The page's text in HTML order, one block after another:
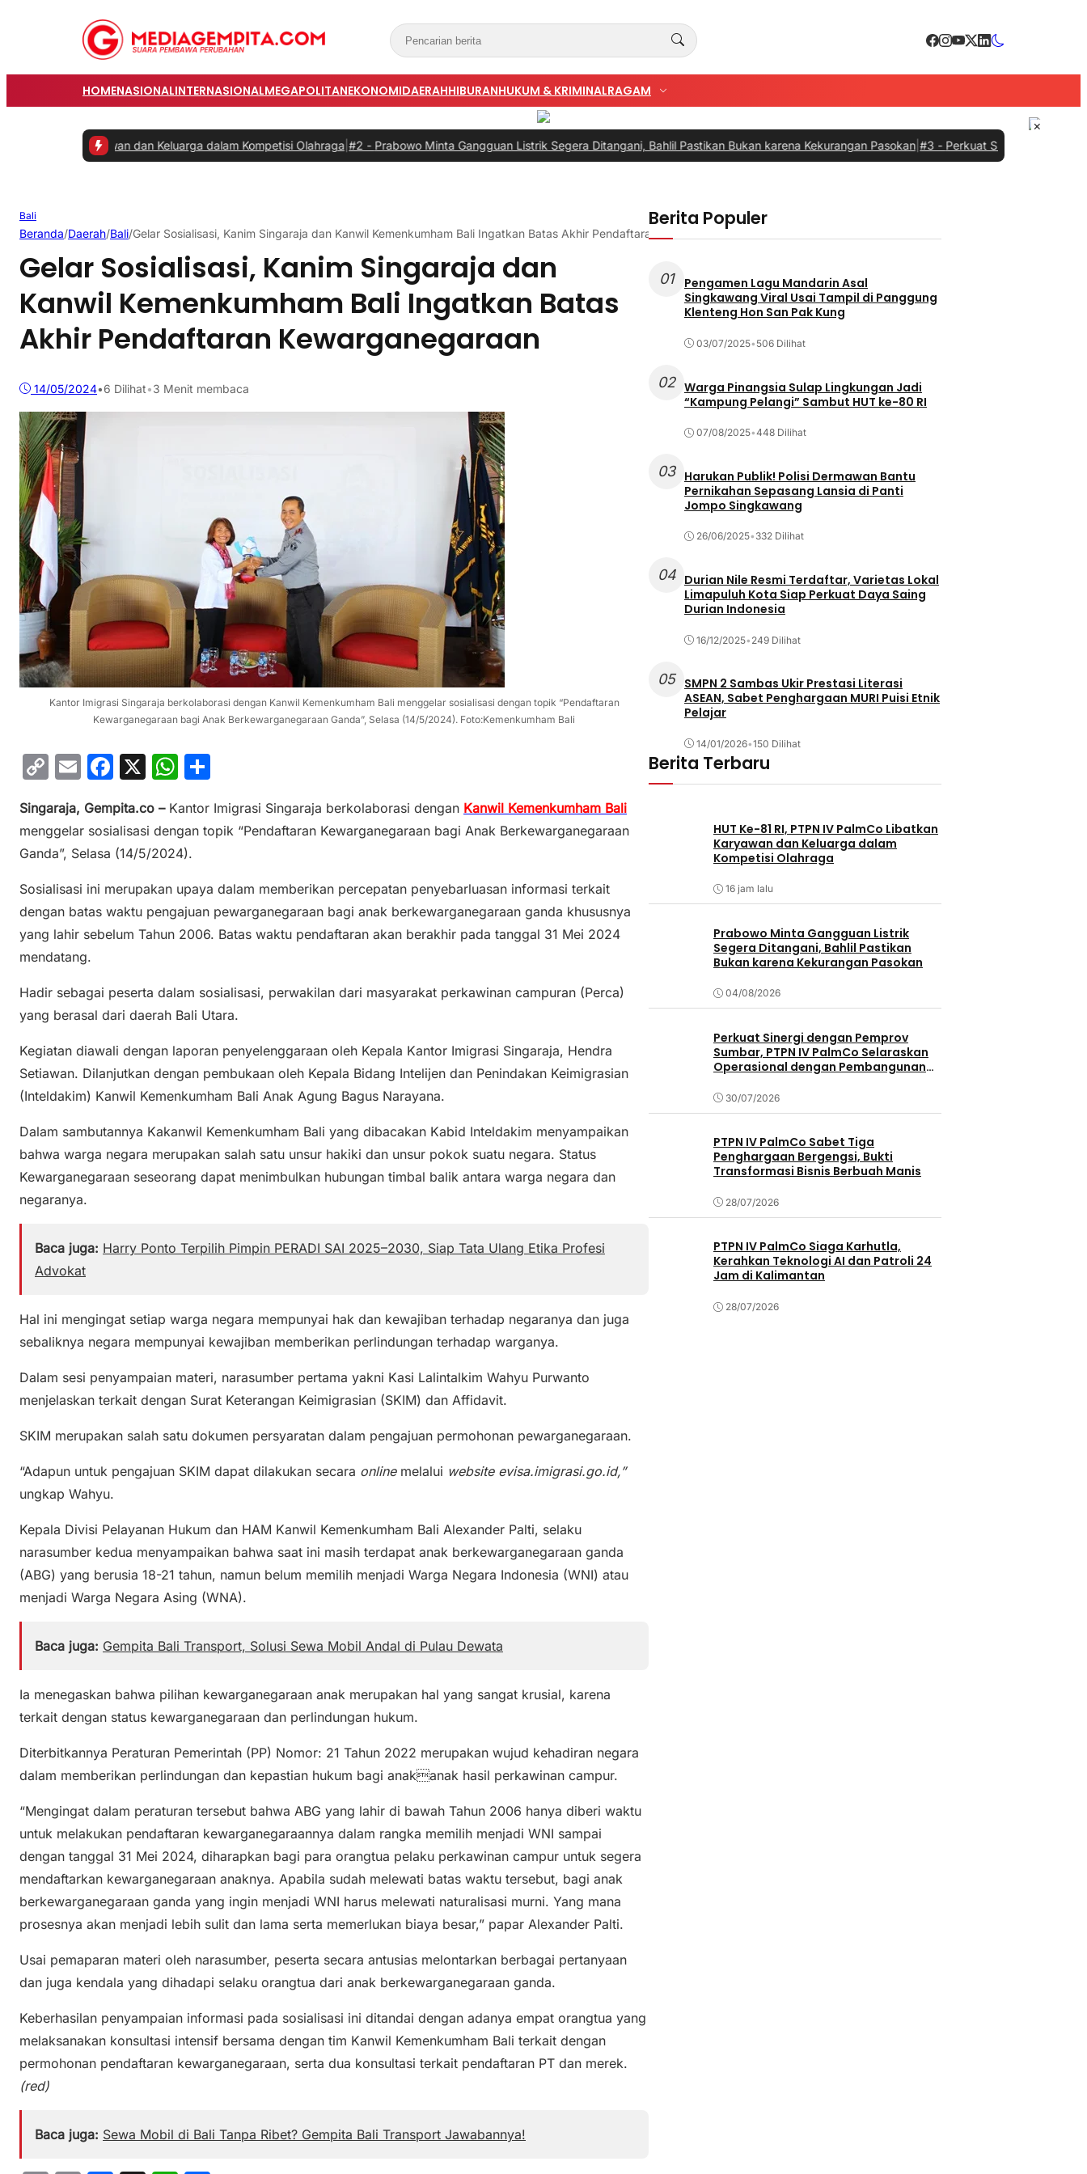
HOMENASIONALINTERNASIONALMEGAPOLITANEKONOMIDAERAHHIBURANHUKUM & KRIMINALRAGAM
Karyawan dan Keluarga dalam Kompetisi Olahraga|#2 -Prabowo Minta Gangguan Listrik Segera Ditangani, Bahlil Pastikan Bukan karena Kekurangan Pasokan|#3 -Perkuat Sinergi dengan Pemprov
Bali
Beranda/Daerah/Bali/Gelar Sosialisasi, Kanim Singaraja dan Kanwil Kemenkumham Bali Ingatkan Batas Akhir Pendaftaran Kewarganegaraan
Gelar Sosialisasi, Kanim Singaraja dan
Kanwil Kemenkumham Bali Ingatkan Batas
Akhir Pendaftaran Kewarganegaraan
14/05/2024•6 Dilihat•3 Menit membaca
Kantor Imigrasi Singaraja berkolaborasi dengan Kanwil Kemenkumham Bali menggelar sosialisasi dengan topik “Pendaftaran
Kewarganegaraan bagi Anak Berkewarganegaraan Ganda”, Selasa (14/5/2024). Foto:Kemenkumham Bali
C
p
y
Li
n
k
E
ai
l
F
c
e
b
o
o
k
X
W
at
s
A
p
p
ar
e
Singaraja, Gempita.co –Kantor Imigrasi Singaraja berkolaborasi dengan Kanwil Kemenkumham Bali
menggelar sosialisasi dengan topik “Pendaftaran Kewarganegaraan bagi Anak Berkewarganegaraan
Ganda”, Selasa (14/5/2024).
Sosialisasi ini merupakan upaya dalam memberikan percepatan penyebarluasan informasi terkait
dengan batas waktu pengajuan pewarganegaraan bagi anak berkewarganegaraan ganda khususnya
yang lahir sebelum Tahun 2006. Batas waktu pendaftaran akan berakhir pada tanggal 31 Mei 2024
mendatang.
Hadir sebagai peserta dalam sosialisasi, perwakilan dari masyarakat perkawinan campuran (Perca)
yang berasal dari daerah Bali Utara.
Kegiatan diawali dengan laporan penyelenggaraan oleh Kepala Kantor Imigrasi Singaraja, Hendra
Setiawan. Dilanjutkan dengan pembukaan oleh Kepala Bidang Intelijen dan Penindakan Keimigrasian
(Inteldakim) Kanwil Kemenkumham Bali Anak Agung Bagus Narayana.
Dalam sambutannya Kakanwil Kemenkumham Bali yang dibacakan Kabid Inteldakim menyampaikan
bahwa warga negara merupakan salah satu unsur hakiki dan unsur pokok suatu negara. Status
Kewarganegaraan seseorang dapat menimbulkan hubungan timbal balik antara warga negara dan
negaranya.
Baca juga: Harry Ponto Terpilih Pimpin PERADI SAI 2025–2030, Siap Tata Ulang Etika Profesi
Advokat
Hal ini mengingat setiap warga negara mempunyai hak dan kewajiban terhadap negaranya dan juga
sebaliknya negara mempunyai kewajiban memberikan perlindungan terhadap warganya.
Dalam sesi penyampaian materi, narasumber pertama yakni Kasi Lalintalkim Wahyu Purwanto
menjelaskan terkait dengan Surat Keterangan Keimigrasian (SKIM) dan Affidavit.
SKIM merupakan salah satu dokumen persyaratan dalam pengajuan permohonan pewarganegaraan.
“Adapun untuk pengajuan SKIM dapat dilakukan secara onlinemelalui website evisa.imigrasi.go.id,”
ungkap Wahyu.
Kepala Divisi Pelayanan Hukum dan HAM Kanwil Kemenkumham Bali Alexander Palti, selaku
narasumber kedua menyampaikan bahwa saat ini masih terdapat anak berkewarganegaraan ganda
(ABG) yang berusia 18-21 tahun, namun belum memilih menjadi Warga Negara Indonesia (WNI) atau
menjadi Warga Negara Asing (WNA).
Baca juga: Gempita Bali Transport, Solusi Sewa Mobil Andal di Pulau Dewata
Ia menegaskan bahwa pilihan kewarganegaraan anak merupakan hal yang sangat krusial, karena
terkait dengan status kewarganegaraan dan perlindungan hukum.
Diterbitkannya Peraturan Pemerintah (PP) Nomor: 21 Tahun 2022 merupakan wujud kehadiran negara
dalam memberikan perlindungan dan kepastian hukum bagi anakanak hasil perkawinan campur.
“Mengingat dalam peraturan tersebut bahwa ABG yang lahir di bawah Tahun 2006 hanya diberi waktu
untuk melakukan pendaftaran kewarganegaraannya dalam rangka memilih menjadi WNI sampai
dengan tanggal 31 Mei 2024, diharapkan bagi para orangtua pelaku perkawinan campur untuk segera
mendaftarkan kewarganegaraan anaknya. Apabila sudah melewati batas waktu tersebut, bagi anak
berkewarganegaraan ganda yang ingin menjadi WNI harus melewati naturalisasi murni. Yang mana
prosesnya akan menjadi lebih sulit dan lama serta memerlukan biaya besar,” papar Alexander Palti.
Usai pemaparan materi oleh narasumber, peserta secara antusias melontarkan berbagai pertanyaan
dan juga kendala yang dihadapi selaku orangtua dari anak berkewarganegaraan ganda.
Keberhasilan penyampaian informasi pada sosialisasi ini ditandai dengan adanya empat orangtua yang
melaksanakan konsultasi intensif bersama dengan tim Kanwil Kemenkumham Bali terkait dengan
permohonan pendaftaran kewarganegaraan, serta dua konsultasi terkait pendaftaran PT dan merek.
(red)
Baca juga: Sewa Mobil di Bali Tanpa Ribet? Gempita Bali Transport Jawabannya!
Berita Populer
01
Pengamen Lagu Mandarin Asal
Singkawang Viral Usai Tampil di Panggung
Klenteng Hon San Pak Kung
03/07/2025• 506 Dilihat
02 Warga Pinangsia Sulap Lingkungan Jadi
“Kampung Pelangi” Sambut HUT ke-80 RI
07/08/2025•448 Dilihat
03 Harukan Publik! Polisi Dermawan Bantu
Pernikahan Sepasang Lansia di Panti
Jompo Singkawang
26/06/2025• 332 Dilihat
04 Durian Nile Resmi Terdaftar, Varietas Lokal
Limapuluh Kota Siap Perkuat Daya Saing
Durian Indonesia
16/12/2025• 249 Dilihat
05 SMPN 2 Sambas Ukir Prestasi Literasi
ASEAN, Sabet Penghargaan MURI Puisi Etnik
Pelajar
14/01/2026•150 Dilihat
Berita Terbaru
HUT Ke-81 RI, PTPN IV PalmCo Libatkan
Karyawan dan Keluarga dalam
Kompetisi Olahraga
16 jam lalu
Prabowo Minta Gangguan Listrik
Segera Ditangani, Bahlil Pastikan
Bukan karena Kekurangan Pasokan
04/08/2026
Perkuat Sinergi dengan Pemprov
Sumbar, PTPN IV PalmCo Selaraskan
Operasional dengan Pembangunan
30/07/2026
PTPN IV PalmCo Sabet Tiga
Penghargaan Bergengsi, Bukti
Transformasi Bisnis Berbuah Manis
28/07/2026
PTPN IV PalmCo Siaga Karhutla,
Kerahkan Teknologi AI dan Patroli 24
Jam di Kalimantan
28/07/2026
×